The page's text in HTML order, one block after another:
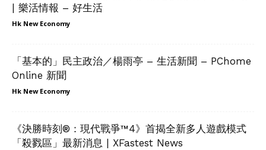
| 樂活情報 – 好生活
Hk New Economy
「基本的」民主政治／楊雨亭 – 生活新聞 – PChome
Online 新聞
Hk New Economy
《決勝時刻®：現代戰爭™4》首揭全新多人遊戲模式
「殺戮區」最新消息 | XFastest News